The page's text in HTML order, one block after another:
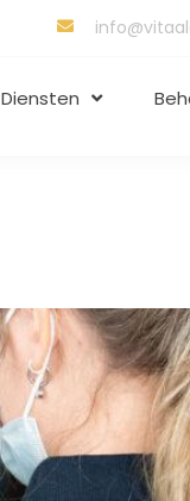
Diensten